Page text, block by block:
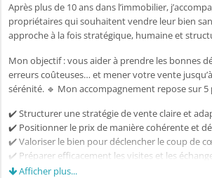
Vous guider, vous structurer et vous apporter un
à chaque étape.
tout en étant accompagné avec méthode et
Une approche qui allie stratégie immobilière et
Parce que vendre seul ne s’improvise pas.
Après plus de 10 ans dans l’immobilier,
propriétaires qui souhaitent vendre leur bien
approche à la fois stratégique, humaine et
Mon objectif : vous aider à prendre les bonnes
erreurs coûteuses… et mener votre vente
sérénité. 🔹 Mon accompagnement repose sur 5
✔️ Structurer une stratégie de vente claire et
✔️ Positionner le prix de manière cohérente et
✔️ Valoriser le bien pour déclencher le coup de
✔️ Préparer efficacement les visites et les
✔️ Sécuriser chaque étape, y compris les aspects
Afficher plus...